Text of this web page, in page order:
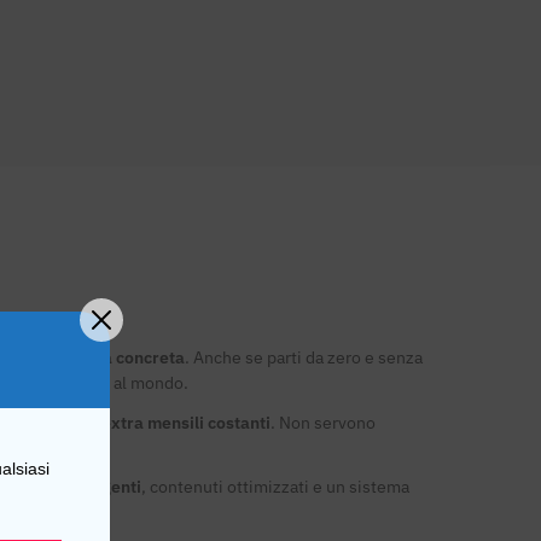
realtà concreta. Anche se parti da zero e senza
numero uno al mondo.
entrate extra mensili costanti . Non servono
intelligenti, contenuti ottimizzati e un sistema